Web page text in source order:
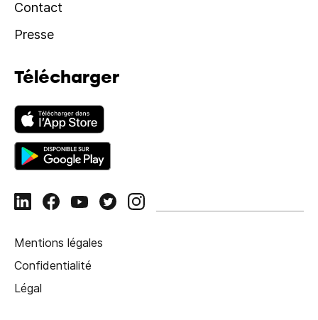
Contact
Presse
Télécharger
Mentions légales
Confidentialité
Légal